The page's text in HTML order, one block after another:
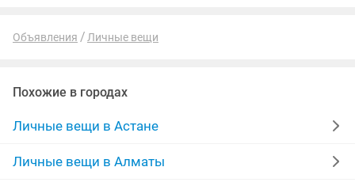
Объявления Личные вещи
Похожие в городах
Личные вещи в Астане
Личные вещи в Алматы